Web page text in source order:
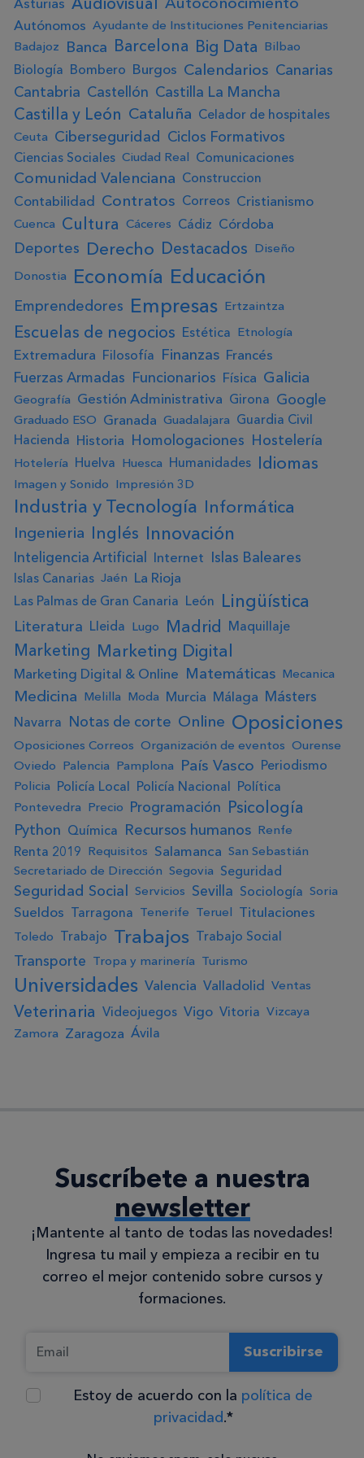
Asturias
Autónomos Ayudante de Instituciones Penitenciarias
Badajoz
Banca Barcelona Big Data Bilbao
Biología Bombero Burgos Calendarios Canarias
Cantabria Castellón Castilla La Mancha
Castilla y León Cataluña Celador de hospitales
Ceuta Ciberseguridad Ciclos Formativos
Ciencias Sociales Ciudad Real Comunicaciones
Comunidad Valenciana Construccion
Contabilidad Contratos Correos Cristianismo
Cuenca Cultura Cáceres Cádiz Córdoba
Deportes Derecho Destacados Diseño
Donostia
Economía Educación
Emprendedores Empresas Ertzaintza
Escuelas de negocios Estética Etnología
Extremadura Filosofía Finanzas Francés
Fuerzas Armadas Funcionarios Física Galicia
Geografía Gestión Administrativa Girona Google
Graduado ESO Granada Guadalajara Guardia Civil
Hacienda Historia Homologaciones Hostelería
Hotelería Huelva Huesca Humanidades Idiomas
Imagen y Sonido Impresión 3D
Industria y Tecnología Informática
Ingenieria Inglés Innovación
Inteligencia Artificial Internet Islas Baleares
Islas Canarias Jaén La Rioja
Las Palmas de Gran Canaria León Lingüística
Literatura Lleida Lugo Madrid Maquillaje
Marketing Marketing Digital
Marketing Digital & Online Matemáticas Mecanica
Medicina Melilla Moda Murcia Málaga Másters
Navarra Notas de corte Online Oposiciones
Oposiciones Correos Organización de eventos Ourense
Oviedo Palencia Pamplona País Vasco Periodismo
Policia Policía Local Policía Nacional Política
Pontevedra Precio Programación Psicología
Python Química Recursos humanos Renfe
Renta 2019 Requisitos Salamanca San Sebastián
Secretariado de Dirección Segovia Seguridad
Seguridad Social Servicios Sevilla Sociología Soria
Sueldos Tarragona Tenerife Teruel Titulaciones
Toledo Trabajo Trabajos Trabajo Social
Transporte Tropa y marinería Turismo
Universidades Valencia Valladolid Ventas
Veterinaria Videojuegos Vigo Vitoria Vizcaya
Zamora Zaragoza Ávila
Suscríbete a nuestra
newsletter
¡Mantente al tanto de todas las novedades!
Ingresa tu mail y empieza a recibir en tu
correo el mejor contenido sobre cursos y
formaciones.
Suscribirse
Estoy de acuerdo con la política de
privacidad.*